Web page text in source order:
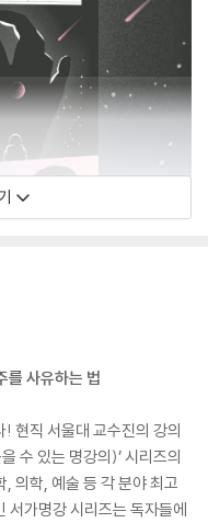
를 사유하는 법
현직 서울대 교수진의 강의
수 있는 명강의)’ 시리즈의
의학, 예술 등 각 분야 최고
서가명강 시리즈는 독자들에